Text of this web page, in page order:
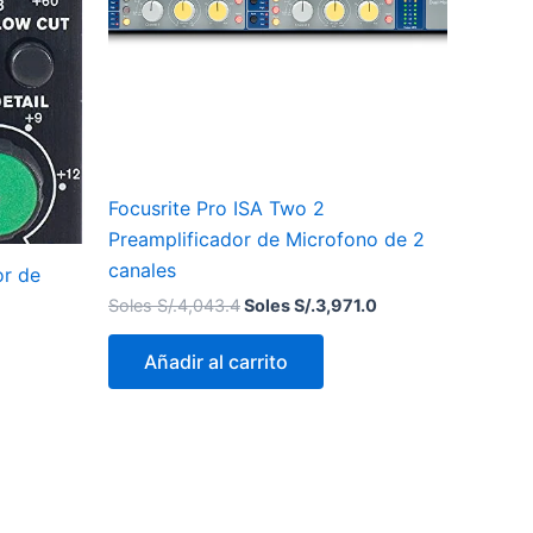
de
Focusrite Pro ISA Two 2
Preamplificador de Microfono de 2
canales
Soles S/.4,043.4Soles S/.3,971.0
Añadir al carrito